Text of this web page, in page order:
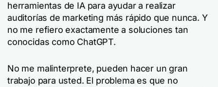
herramientas de IA para ayudar a realizar
auditorías de marketing más rápido que nunca. Y
no me refiero exactamente a soluciones tan
conocidas como ChatGPT.
No me malinterprete, pueden hacer un gran
trabajo para usted. El problema es que no